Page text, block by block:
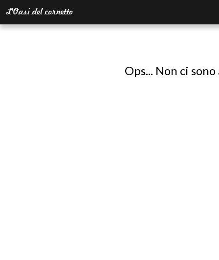
Ops... Non ci